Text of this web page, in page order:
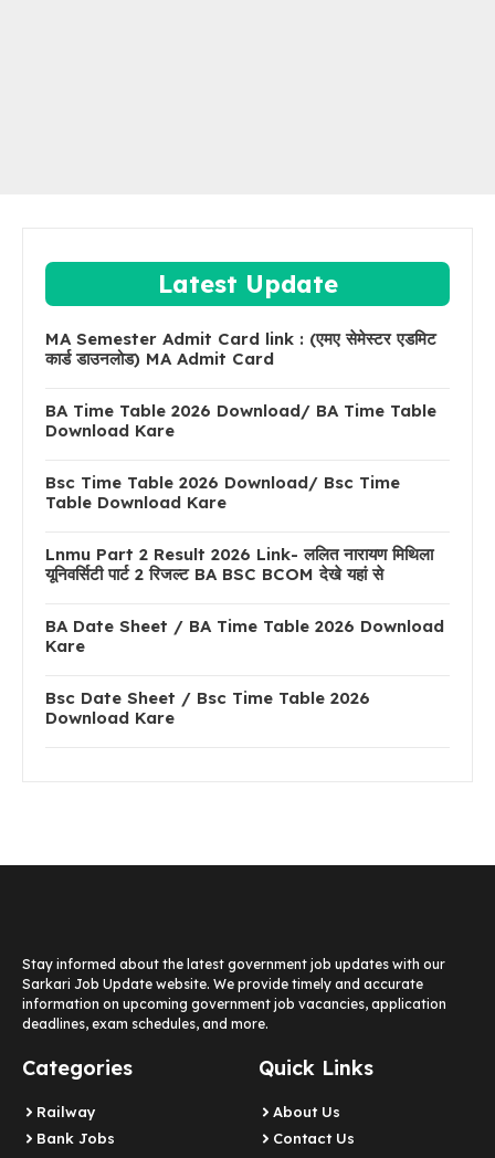
Latest Update
MA Semester Admit Card link : (एमए सेमेस्टर एडमिट
कार्ड डाउनलोड) MA Admit Card
BA Time Table 2026 Download/ BA Time Table
Download Kare
Bsc Time Table 2026 Download/ Bsc Time
Table Download Kare
Lnmu Part 2 Result 2026 Link- ललित नारायण मिथिला
यूनिवर्सिटी पार्ट 2 रिजल्ट BA BSC BCOM देखे यहां से
BA Date Sheet / BA Time Table 2026 Download
Kare
Bsc Date Sheet / Bsc Time Table 2026
Download Kare
Stay informed about the latest government job updates with our
Sarkari Job Update website. We provide timely and accurate
information on upcoming government job vacancies, application
deadlines, exam schedules, and more.
Categories
Railway
Bank Jobs
Quick Links
About Us
Contact Us